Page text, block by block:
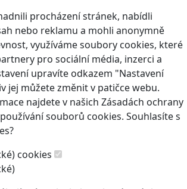
procházení stránek, nabídli
nebo reklamu a mohli anonymně
využíváme soubory cookies, které
pro sociální média, inzerci a
upravíte odkazem "Nastavení
jej můžete změnit v patičce webu.
najdete v našich Zásadách ochrany
souborů cookies. Souhlasíte s
cookies